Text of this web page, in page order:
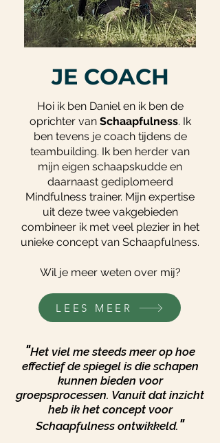
JE COACH​
Hoi ik ben Daniel en ik ben de
oprichter van Schaapfulness. Ik
ben tevens je coach tijdens de
teambuilding. Ik ben herder van
mijn eigen schaapskudde en
daarnaast gediplomeerd
Mindfulness trainer. Mijn expertise
uit deze twee vakgebieden
combineer ik met veel plezier in het
unieke concept van Schaapfulness.
Wil je meer weten over mij?
LEES MEER
"Het viel me steeds meer op hoe
effectief de spiegel is die schapen
kunnen bieden voor
groepsprocessen. Vanuit dat inzicht
heb ik het concept voor
Schaapfulness ontwikkeld. "